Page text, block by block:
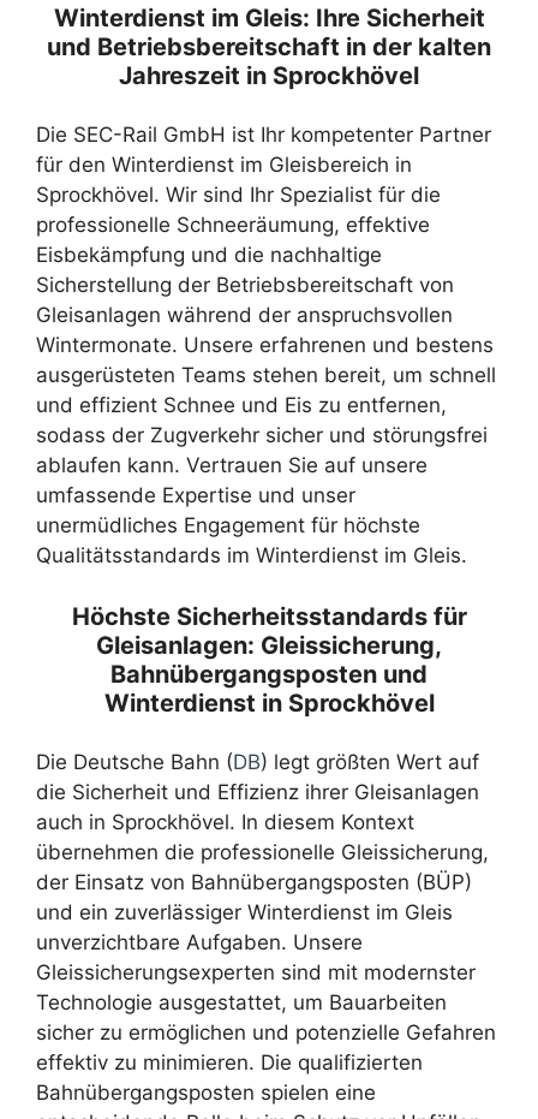
Winterdienst im Gleis: Ihre Sicherheit
und Betriebsbereitschaft in der kalten
Jahreszeit in Sprockhövel
Die SEC-Rail GmbH ist Ihr kompetenter Partner
für den Winterdienst im Gleisbereich in
Sprockhövel. Wir sind Ihr Spezialist für die
professionelle Schneeräumung, effektive
Eisbekämpfung und die nachhaltige
Sicherstellung der Betriebsbereitschaft von
Gleisanlagen während der anspruchsvollen
Wintermonate. Unsere erfahrenen und bestens
ausgerüsteten Teams stehen bereit, um schnell
und effizient Schnee und Eis zu entfernen,
sodass der Zugverkehr sicher und störungsfrei
ablaufen kann. Vertrauen Sie auf unsere
umfassende Expertise und unser
unermüdliches Engagement für höchste
Qualitätsstandards im Winterdienst im Gleis.
Höchste Sicherheitsstandards für
Gleisanlagen: Gleissicherung,
Bahnübergangsposten und
Winterdienst in Sprockhövel
Die Deutsche Bahn (DB) legt größten Wert auf
die Sicherheit und Effizienz ihrer Gleisanlagen
auch in Sprockhövel. In diesem Kontext
übernehmen die professionelle Gleissicherung,
der Einsatz von Bahnübergangsposten (BÜP)
und ein zuverlässiger Winterdienst im Gleis
unverzichtbare Aufgaben. Unsere
Gleissicherungsexperten sind mit modernster
Technologie ausgestattet, um Bauarbeiten
sicher zu ermöglichen und potenzielle Gefahren
effektiv zu minimieren. Die qualifizierten
Bahnübergangsposten spielen eine